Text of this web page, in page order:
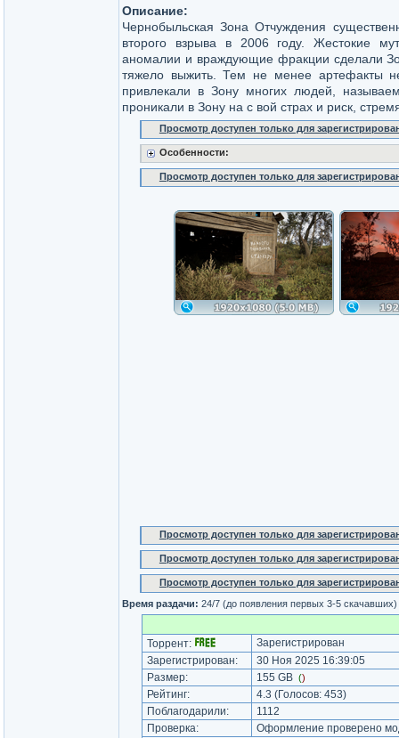
Описание:
Чернобыльская Зона Отчуждения
второго взрыва в 2006 году. Жестокие
аномалии и враждующие фракции сделали
тяжело выжить. Тем не менее артефакты
привлекали в Зону многих людей,
проникали в Зону на с вой страх и риск,
Просмотр доступен только для
Особенности:
Просмотр доступен только для
Просмотр доступен только для
Просмотр доступен только для
Просмотр доступен только для
Время раздачи: 24/7 (до появления первых 3-5 скачавших)
Торрент:
Зарегистрирован
Зарегистрирован:
30 Ноя 2025 16:39:05
Размер:
155 GB ()
Рейтинг: 4.3 (Голосов: 453)
Поблагодарили:
1112
Проверка:
Оформление проверено